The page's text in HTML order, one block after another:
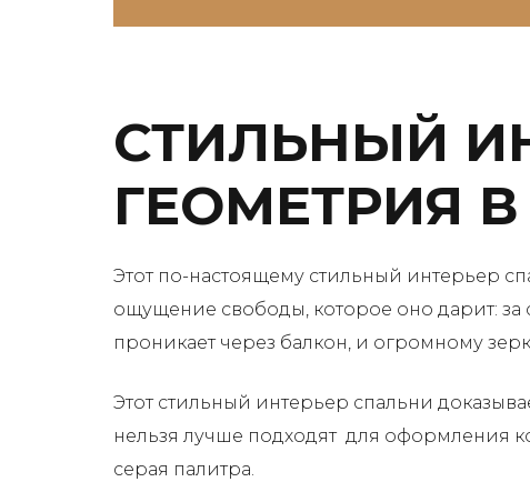
СТИЛЬНЫЙ
ГЕОМЕТРИЯ
Этот по-настоящему стильный интерьер
ощущение свободы, которое оно дарит: за
проникает через балкон, и огромному
Этот стильный интерьер спальни
нельзя лучше подходят для оформления
серая палитра.